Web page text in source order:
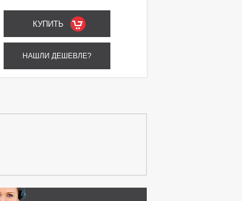
НАШЛИ ДЕШЕВЛЕ?